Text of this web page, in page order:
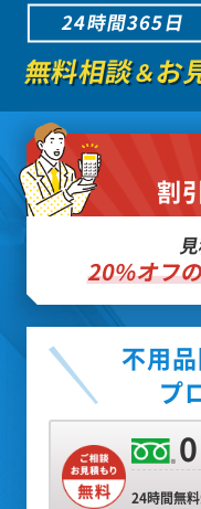
24時間365日
無料相談＆お
割
20%オフ
不用
プ
24時間無料